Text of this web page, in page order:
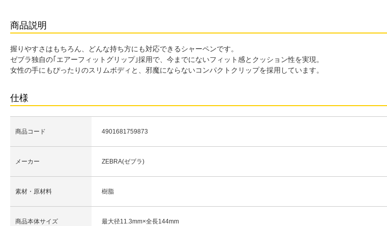
商品説明
握りやすさはもちろん、どんな持ち方にも対応できるシャーペンです。
ゼブラ独自の｢エアーフィットグリップ｣採用で、今までにないフィット感とクッション性を実現。
女性の手にもぴったりのスリムボディと、邪魔にならないコンパクトクリップを採用しています。
仕様
商品コード 4901681759873
メーカー ZEBRA(ゼブラ)
素材・原材料 樹脂
商品本体サイズ 最大径11.3mm×全長144mm